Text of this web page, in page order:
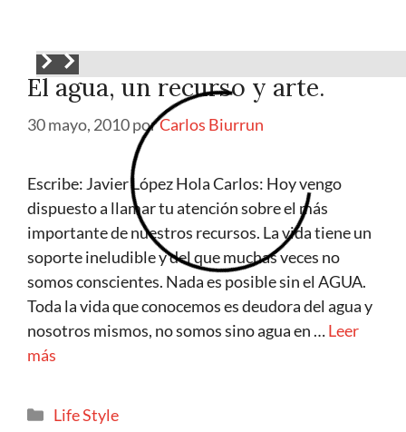
El agua, un recurso y arte.
30 mayo, 2010porCarlos Biurrun
Escribe: Javier López Hola Carlos: Hoy vengo
dispuesto a llamar tu atención sobre el más
importante de nuestros recursos. La vida tiene un
soporte ineludible y del que muchas veces no
somos conscientes. Nada es posible sin el AGUA.
Toda la vida que conocemos es deudora del agua y
nosotros mismos, no somos sino agua en …Leer
más
Life Style